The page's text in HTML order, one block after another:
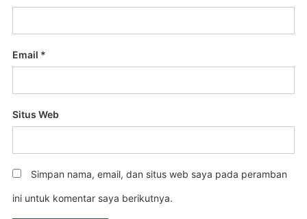
Email *
Situs Web
Simpan nama, email, dan situs web saya pada peramban
ini untuk komentar saya berikutnya.